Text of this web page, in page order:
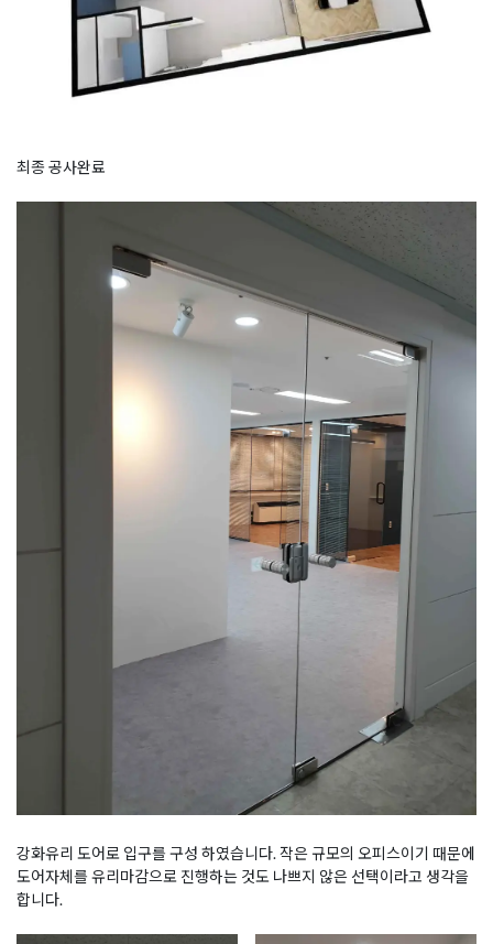
최종 공사완료
강화유리 도어로 입구를 구성 하였습니다. 작은 규모의 오피스이기 때문에
도어자체를 유리마감으로 진행하는 것도 나쁘지 않은 선택이라고 생각을
합니다.